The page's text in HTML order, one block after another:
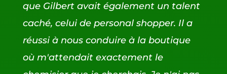
que Gilbert avait également un talent
caché, celui de personal shopper. Il a
réussi à nous conduire à la boutique
où m'attendait exactement le